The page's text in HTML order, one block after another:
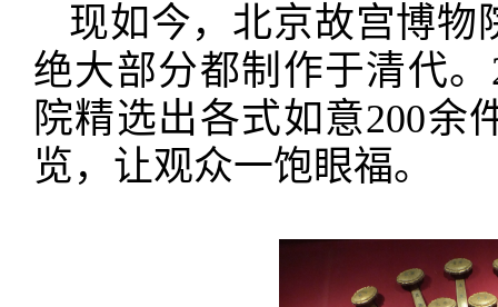
现如今，北京故宫博物
绝大部分都制作于清代
院精选出各式如意200余
览，让观众一饱眼福。